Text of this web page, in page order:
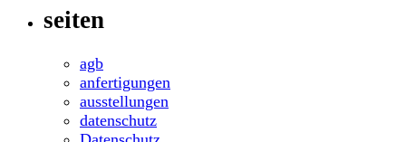
seiten
agb
anfertigungen
ausstellungen
datenschutz